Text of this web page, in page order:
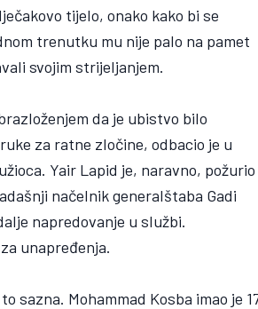
tijelo, onako kako bi se
trenutku mu nije palo na pamet
svojim strijeljanjem.
da je ubistvo bilo
za ratne zločine, odbacio je u
Yair Lapid je, naravno, požurio
načelnik generalštaba Gadi
napredovanje u službi.
unapređenja.
sazna. Mohammad Kosba imao je